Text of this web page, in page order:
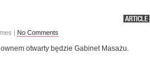
| No Comments
otwarty będzie Gabinet Masażu.